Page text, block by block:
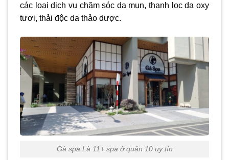
các loại dịch vụ chăm sóc da mụn, thanh lọc da oxy
tươi, thải độc da thảo dược.
Gà spa Là 11+ spa ở quận 10 uy tín